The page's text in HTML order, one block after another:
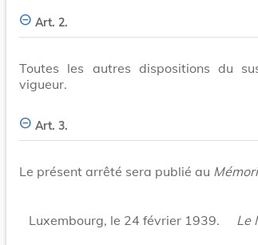
Art. 2.
Toutes les autres dispositions du
vigueur.
Art. 3.
Le présent arrêté sera publié au
Luxembourg, le 24 février 1939.
Le